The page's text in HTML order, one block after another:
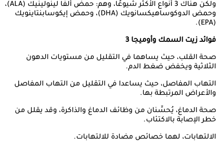
ولكن هناك 3 أنواع الأكثر شيوعًا، وهم: حمض ألفا لينولينيك (ALA)،
وحمض الدوكوساهيكسانويك (DHA)، وحمض إيكوسابنتاينويك
(EPA).
فوائد زيت السمك وأوميجا 3
صحة القلب، حيث يساهما في التقليل من مستويات الدهون
الثلاثية ويخفض ضغط الدم.
التهاب المفاصل، حيث يساعدا في التقليل من التهاب المفاصل
والأعراض المرتبطة بها.
صحة الدماغ، يُحسِّنان من وظائف الدماغ والذاكرة، وقد يقلل من
خطر الإصابة بالاكتئاب.
الالتهابات، لهما خصائص مضادة للالتهابات.